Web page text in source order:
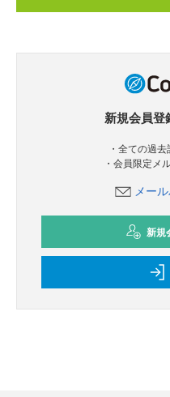
新規会員登
・全ての過
・会員限定メ
メー
新規